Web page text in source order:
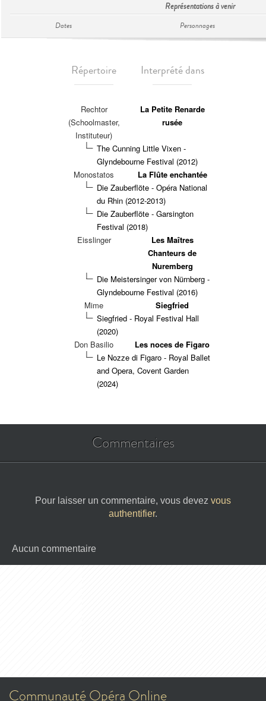
Représentations à venir
Dates Personnages
Répertoire Interprété dans
Rechtor
(Schoolmaster,
Instituteur)
La Petite Renarde
rusée
The Cunning Little Vixen -
Glyndebourne Festival (2012)
Monostatos
La Flûte enchantée
Die Zauberflöte - Opéra National
du Rhin (2012-2013)
Die Zauberflöte - Garsington
Festival (2018)
Eisslinger
Les Maîtres
Chanteurs de
Nuremberg
Die Meistersinger von Nürnberg -
Glyndebourne Festival (2016)
Mime
Siegfried
Siegfried - Royal Festival Hall
(2020)
Don Basilio
Les noces de Figaro
Le Nozze di Figaro - Royal Ballet
and Opera, Covent Garden
(2024)
Commentaires
Pour laisser un commentaire, vous devez vous
authentifier.
Aucun commentaire
Communauté Opéra Online